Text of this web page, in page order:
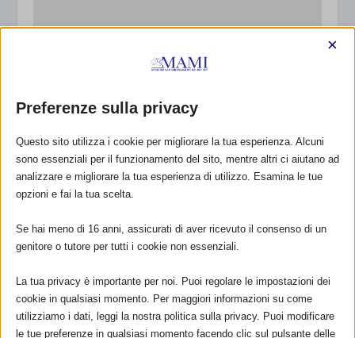
Sam 2023 a Pisa
12 Ottobre 2023
Preferenze sulla privacy
×
Questo sito utilizza i cookie per migliorare la tua esperienza. Alcuni
sono essenziali per il funzionamento del sito, mentre altri ci aiutano ad
analizzare e migliorare la tua esperienza di utilizzo. Esamina le tue
opzioni e fai la tua scelta.
Se hai meno di 16 anni, assicurati di aver ricevuto il consenso di un
genitore o tutore per tutti i cookie non essenziali.
La tua privacy è importante per noi. Puoi regolare le impostazioni dei
cookie in qualsiasi momento. Per maggiori informazioni su come
utilizziamo i dati, leggi la nostra politica sulla privacy. Puoi modificare
le tue preferenze in qualsiasi momento facendo clic sul pulsante delle